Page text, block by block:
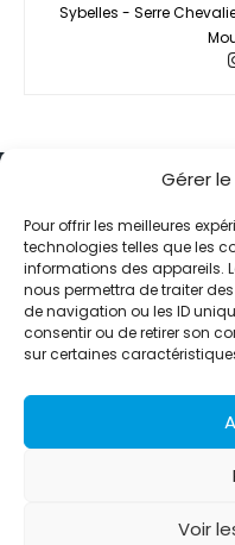
Gérer
Pour offrir les meilleures
technologies telles que les
informations des appareils.
nous permettra de traiter
de navigation ou les ID
consentir ou de retirer son
sur certaines
Voir
Sybelles - Serre
Alternative Média est
relations publiques basée à
pilote des stratégies de
grâce à un